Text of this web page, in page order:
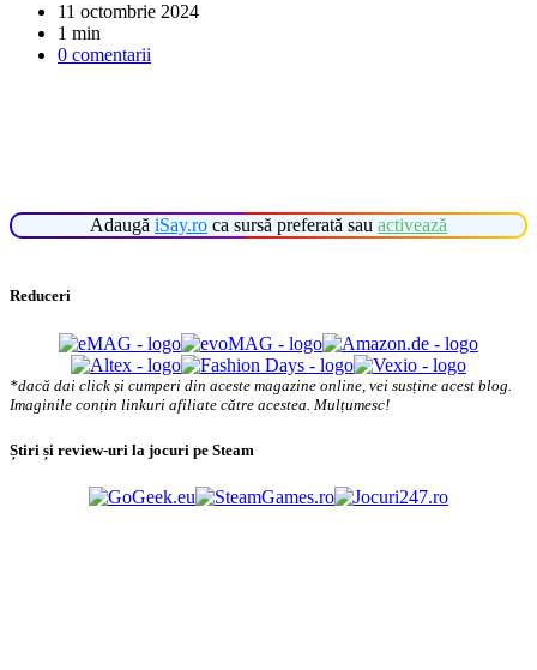
11 octombrie 2024
1 min
0 comentarii
Adaugă iSay.ro ca sursă preferată sau activează
Reduceri
*dacă dai click și cumperi din aceste magazine online, vei susține acest blog.
Imaginile conțin linkuri afiliate către acestea. Mulțumesc!
Știri și review-uri la jocuri pe Steam